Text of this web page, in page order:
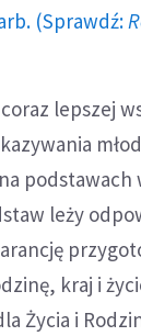
(Sprawdź:
lepszej
podstawach
leży
kraj i
Życia i